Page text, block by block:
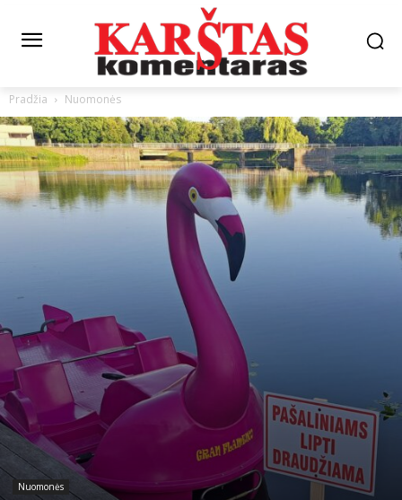
Pradžia Nuomonės
Nuomonės